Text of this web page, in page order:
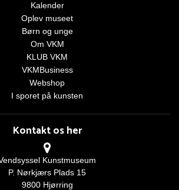
Kalender
Oplev museet
Børn og unge
Om VKM
KLUB VKM
VKMBusiness
Webshop
I sporet på kunsten
Kontakt os her
Kunstmuseum
P. Nørkjærs Plads 15
9800 Hjørring